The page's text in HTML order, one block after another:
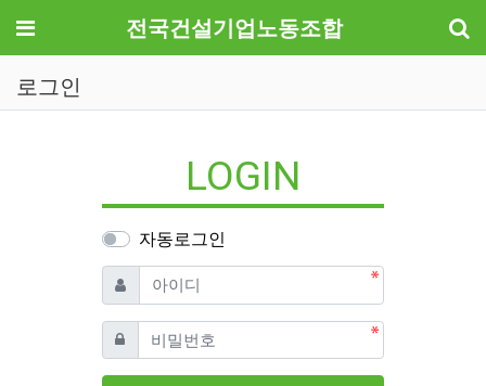
메뉴 전국건설기업노동조합
로그인
LOGIN
자동로그인
아이디 필수
비밀번호필수